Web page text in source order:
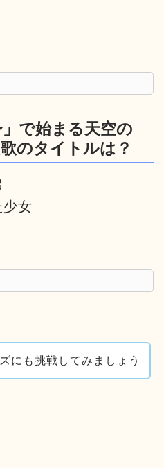
で始まる天空の
のタイトルは？
女
にも挑戦してみましょう